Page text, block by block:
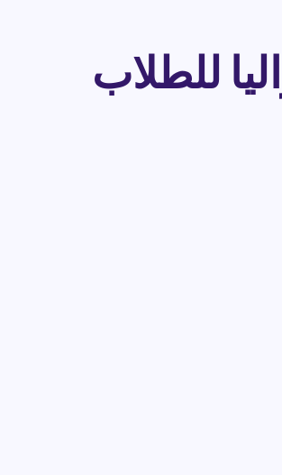
للطلاب